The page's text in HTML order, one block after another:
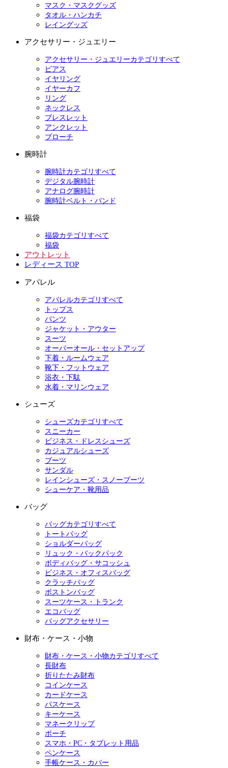
マスク・マスクグッズ
タオル・ハンカチ
レイングッズ
アクセサリー・ジュエリー
アクセサリー・ジュエリーカテゴリすべて
ピアス
イヤリング
イヤーカフ
リング
ネックレス
ブレスレット
アンクレット
ブローチ
腕時計
腕時計カテゴリすべて
デジタル腕時計
アナログ腕時計
腕時計ベルト・バンド
福袋
福袋カテゴリすべて
福袋
アウトレット
レディース TOP
アパレル
アパレルカテゴリすべて
トップス
パンツ
ジャケット・アウター
スーツ
オーバーオール・セットアップ
下着・ルームウェア
靴下・フットウェア
浴衣・下駄
水着・マリンウェア
シューズ
シューズカテゴリすべて
スニーカー
ビジネス・ドレスシューズ
カジュアルシューズ
ブーツ
サンダル
レインシューズ・スノーブーツ
シューケア・靴用品
バッグ
バッグカテゴリすべて
トートバッグ
ショルダーバッグ
リュック・バックパック
ボディバッグ・サコッシュ
ビジネス・オフィスバッグ
クラッチバッグ
ボストンバッグ
スーツケース・トランク
エコバッグ
バッグアクセサリー
財布・ケース・小物
財布・ケース・小物カテゴリすべて
長財布
折りたたみ財布
コインケース
カードケース
パスケース
キーケース
マネークリップ
ポーチ
スマホ・PC・タブレット用品
ペンケース
手帳ケース・カバー